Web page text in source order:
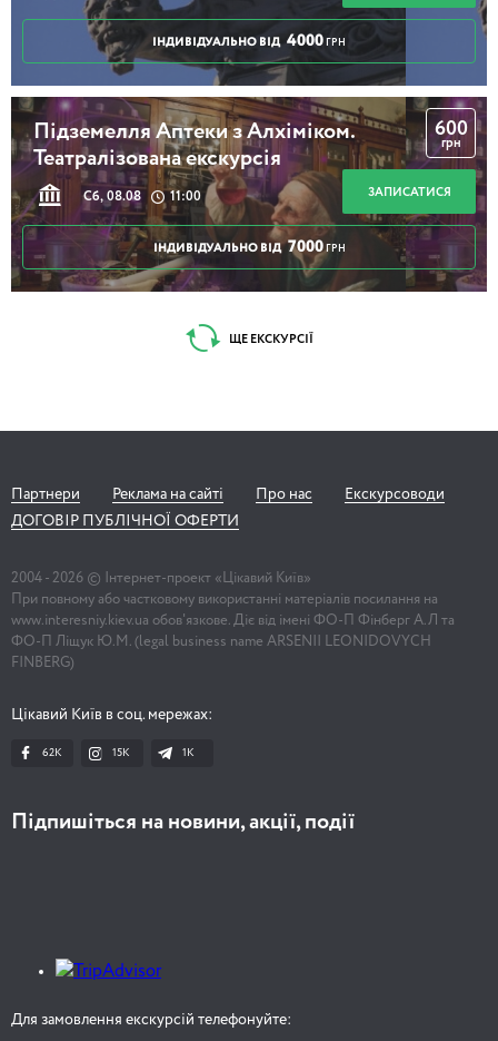
ІНДИВІДУАЛЬНО ВІД 4000 ГРН
Підземелля Аптеки з Алхіміком.
Театралізована екскурсія
Сб, 08.08 11:00
600
грн
ЗАПИСАТИСЯ
ІНДИВІДУАЛЬНО ВІД 7000 ГРН
ЩЕ ЕКСКУРСІЇ
Партнери Реклама на сайті Про нас
Екскурсоводи
ДОГОВІР ПУБЛІЧНОЇ ОФЕРТИ
2004 - 2026 © Інтернет-проект «Цікавий Київ»
При повному або частковому використанні матеріалів посилання на
www.interesniy.kiev.ua обов'язкове. Діє від імені ФО-П Фінберг А.Л та
ФО-П Ліщук Ю.М. (legal business name ARSENII LEONIDOVYCH
FINBERG)
Цікавий Київ в соц. мережах:
62K 15K 1К
Підпишіться на новини, акції, події
Для замовлення екскурсій телефонуйте: